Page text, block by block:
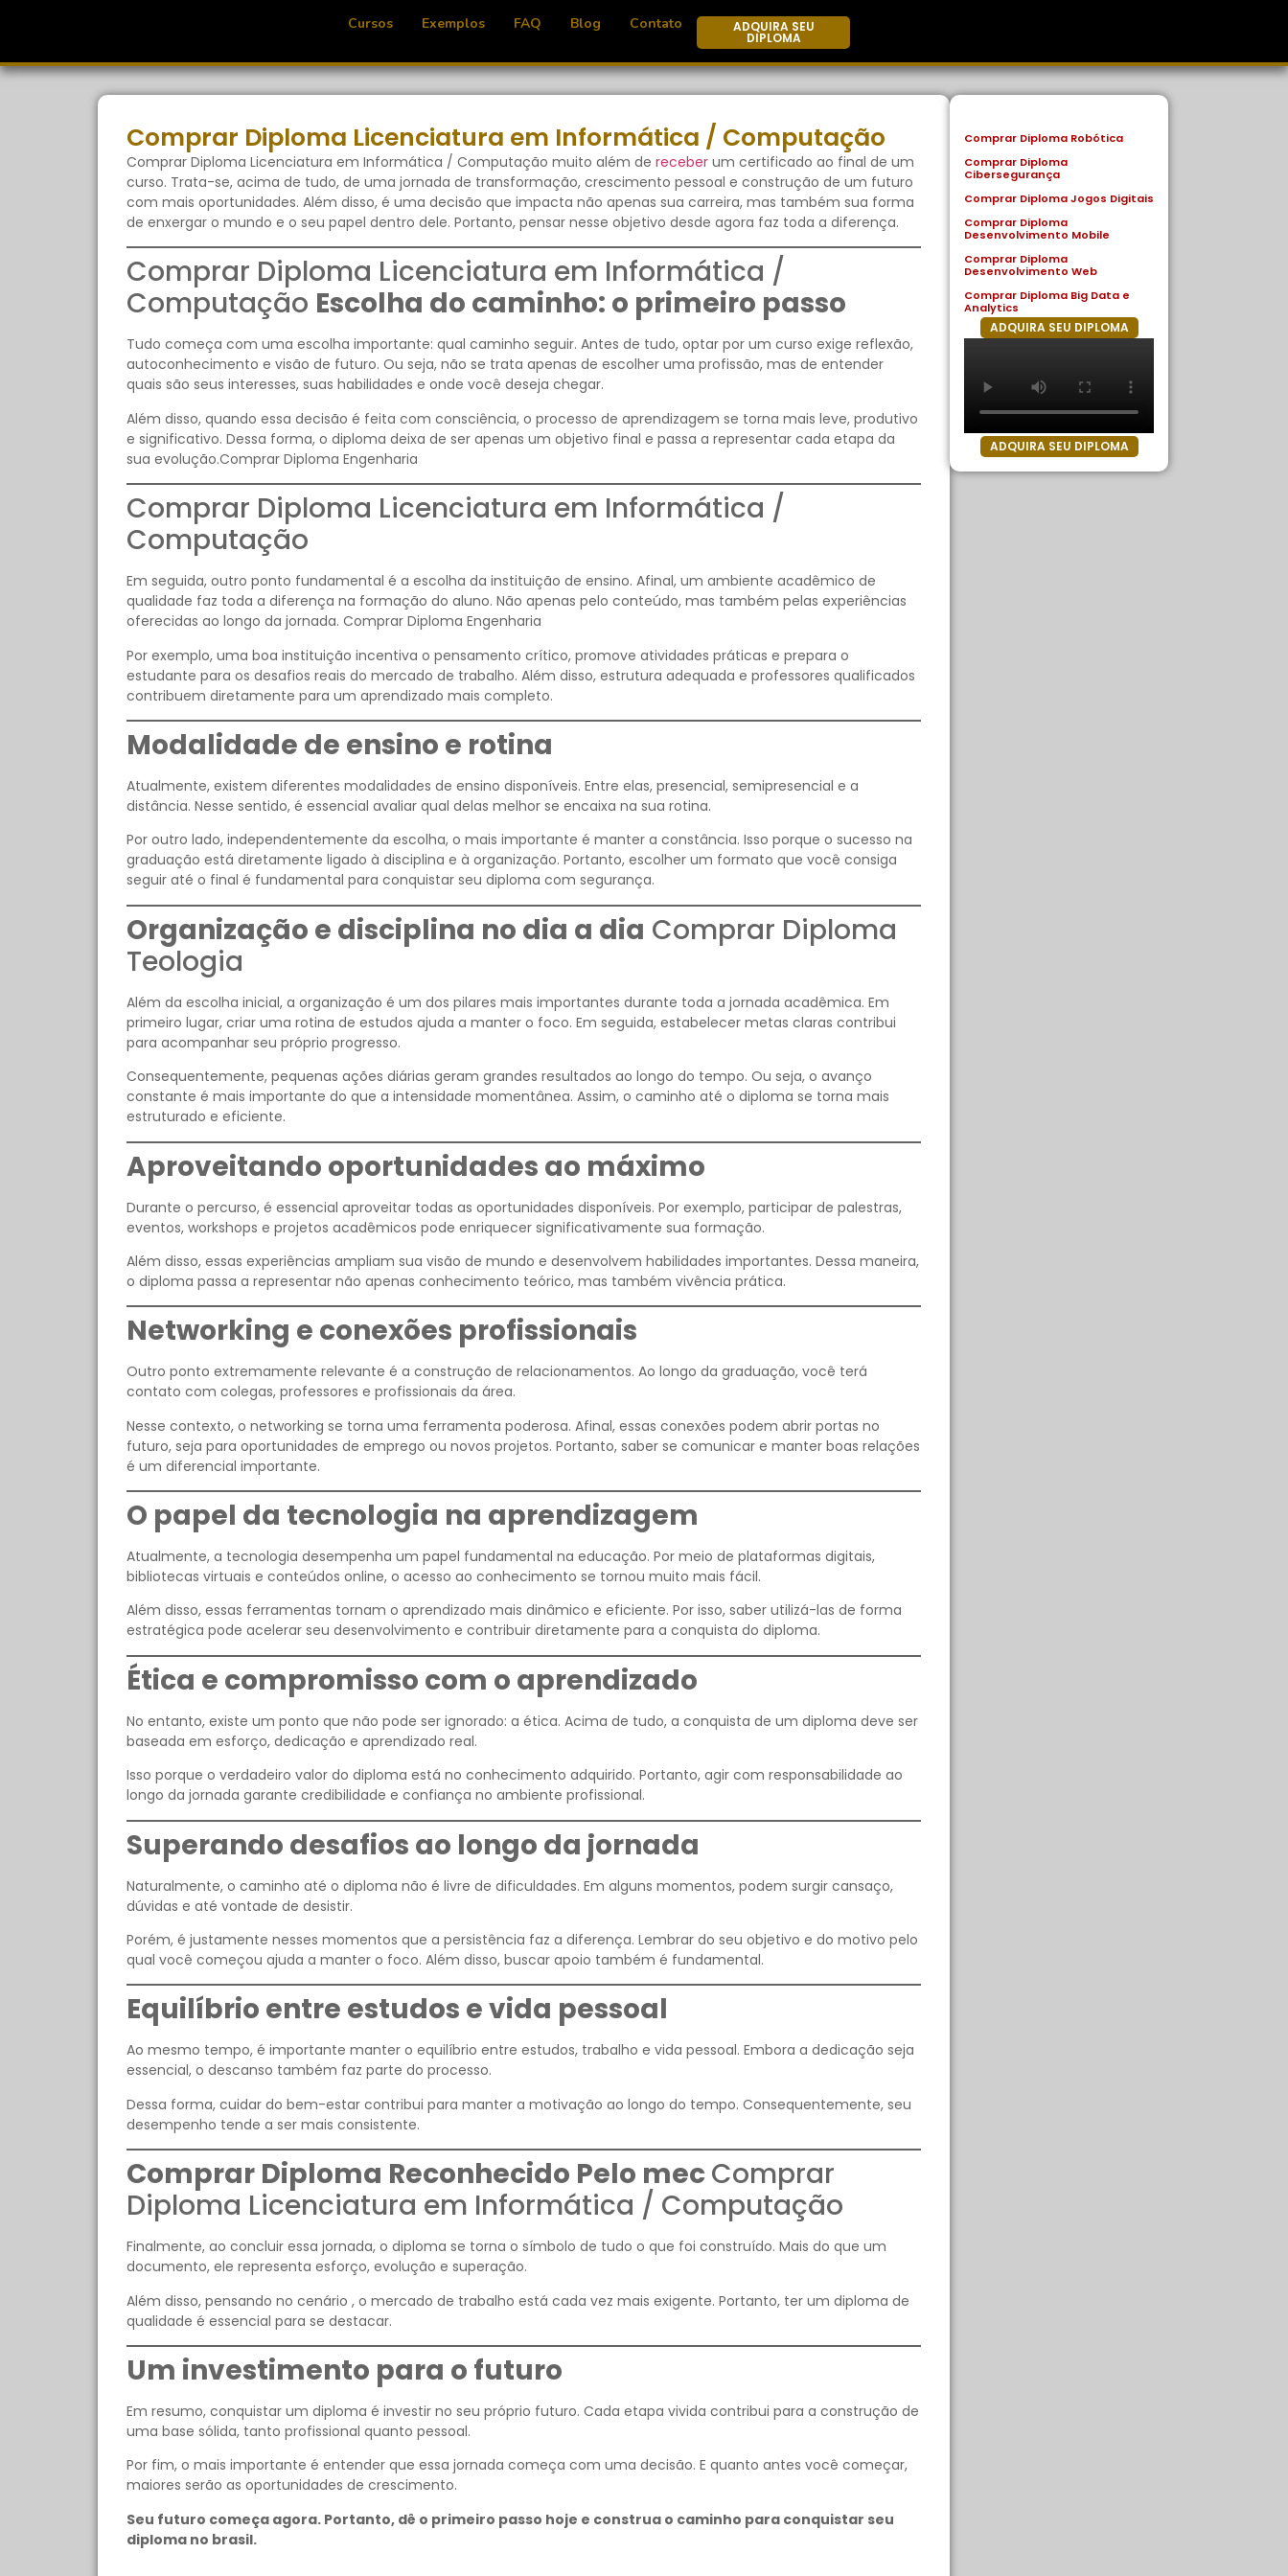
Cursos Exemplos FAQ Blog Contato ADQUIRA SEU
DIPLOMA
Comprar Diploma Licenciatura em Informática / Computação
Comprar Diploma Licenciatura em Informática / Computação muito além de receber um certificado ao final de um
curso. Trata-se, acima de tudo, de uma jornada de transformação, crescimento pessoal e construção de um futuro
com mais oportunidades. Além disso, é uma decisão que impacta não apenas sua carreira, mas também sua forma
de enxergar o mundo e o seu papel dentro dele. Portanto, pensar nesse objetivo desde agora faz toda a diferença.
Comprar Diploma Licenciatura em Informática /
Computação Escolha do caminho: o primeiro passo
Tudo começa com uma escolha importante: qual caminho seguir. Antes de tudo, optar por um curso exige reflexão,
autoconhecimento e visão de futuro. Ou seja, não se trata apenas de escolher uma profissão, mas de entender
quais são seus interesses, suas habilidades e onde você deseja chegar.
Além disso, quando essa decisão é feita com consciência, o processo de aprendizagem se torna mais leve, produtivo
e significativo. Dessa forma, o diploma deixa de ser apenas um objetivo final e passa a representar cada etapa da
sua evolução.Comprar Diploma Engenharia
Comprar Diploma Licenciatura em Informática /
Computação
Em seguida, outro ponto fundamental é a escolha da instituição de ensino. Afinal, um ambiente acadêmico de
qualidade faz toda a diferença na formação do aluno. Não apenas pelo conteúdo, mas também pelas experiências
oferecidas ao longo da jornada. Comprar Diploma Engenharia
Por exemplo, uma boa instituição incentiva o pensamento crítico, promove atividades práticas e prepara o
estudante para os desafios reais do mercado de trabalho. Além disso, estrutura adequada e professores qualificados
contribuem diretamente para um aprendizado mais completo.
Modalidade de ensino e rotina
Atualmente, existem diferentes modalidades de ensino disponíveis. Entre elas, presencial, semipresencial e a
distância. Nesse sentido, é essencial avaliar qual delas melhor se encaixa na sua rotina.
Por outro lado, independentemente da escolha, o mais importante é manter a constância. Isso porque o sucesso na
graduação está diretamente ligado à disciplina e à organização. Portanto, escolher um formato que você consiga
seguir até o final é fundamental para conquistar seu diploma com segurança.
Organização e disciplina no dia a dia Comprar Diploma
Teologia
Além da escolha inicial, a organização é um dos pilares mais importantes durante toda a jornada acadêmica. Em
primeiro lugar, criar uma rotina de estudos ajuda a manter o foco. Em seguida, estabelecer metas claras contribui
para acompanhar seu próprio progresso.
Consequentemente, pequenas ações diárias geram grandes resultados ao longo do tempo. Ou seja, o avanço
constante é mais importante do que a intensidade momentânea. Assim, o caminho até o diploma se torna mais
estruturado e eficiente.
Aproveitando oportunidades ao máximo
Durante o percurso, é essencial aproveitar todas as oportunidades disponíveis. Por exemplo, participar de palestras,
eventos, workshops e projetos acadêmicos pode enriquecer significativamente sua formação.
Além disso, essas experiências ampliam sua visão de mundo e desenvolvem habilidades importantes. Dessa maneira,
o diploma passa a representar não apenas conhecimento teórico, mas também vivência prática.
Networking e conexões profissionais
Outro ponto extremamente relevante é a construção de relacionamentos. Ao longo da graduação, você terá
contato com colegas, professores e profissionais da área.
Nesse contexto, o networking se torna uma ferramenta poderosa. Afinal, essas conexões podem abrir portas no
futuro, seja para oportunidades de emprego ou novos projetos. Portanto, saber se comunicar e manter boas relações
é um diferencial importante.
O papel da tecnologia na aprendizagem
Atualmente, a tecnologia desempenha um papel fundamental na educação. Por meio de plataformas digitais,
bibliotecas virtuais e conteúdos online, o acesso ao conhecimento se tornou muito mais fácil.
Além disso, essas ferramentas tornam o aprendizado mais dinâmico e eficiente. Por isso, saber utilizá-las de forma
estratégica pode acelerar seu desenvolvimento e contribuir diretamente para a conquista do diploma.
Ética e compromisso com o aprendizado
No entanto, existe um ponto que não pode ser ignorado: a ética. Acima de tudo, a conquista de um diploma deve ser
baseada em esforço, dedicação e aprendizado real.
Isso porque o verdadeiro valor do diploma está no conhecimento adquirido. Portanto, agir com responsabilidade ao
longo da jornada garante credibilidade e confiança no ambiente profissional.
Superando desafios ao longo da jornada
Naturalmente, o caminho até o diploma não é livre de dificuldades. Em alguns momentos, podem surgir cansaço,
dúvidas e até vontade de desistir.
Porém, é justamente nesses momentos que a persistência faz a diferença. Lembrar do seu objetivo e do motivo pelo
qual você começou ajuda a manter o foco. Além disso, buscar apoio também é fundamental.
Equilíbrio entre estudos e vida pessoal
Ao mesmo tempo, é importante manter o equilíbrio entre estudos, trabalho e vida pessoal. Embora a dedicação seja
essencial, o descanso também faz parte do processo.
Dessa forma, cuidar do bem-estar contribui para manter a motivação ao longo do tempo. Consequentemente, seu
desempenho tende a ser mais consistente.
Comprar Diploma Reconhecido Pelo mecComprar
Diploma Licenciatura em Informática / Computação
Finalmente, ao concluir essa jornada, o diploma se torna o símbolo de tudo o que foi construído. Mais do que um
documento, ele representa esforço, evolução e superação.
Além disso, pensando no cenário , o mercado de trabalho está cada vez mais exigente. Portanto, ter um diploma de
qualidade é essencial para se destacar.
Um investimento para o futuro
Em resumo, conquistar um diploma é investir no seu próprio futuro. Cada etapa vivida contribui para a construção de
uma base sólida, tanto profissional quanto pessoal.
Por fim, o mais importante é entender que essa jornada começa com uma decisão. E quanto antes você começar,
maiores serão as oportunidades de crescimento.
Seu futuro começa agora. Portanto, dê o primeiro passo hoje e construa o caminho para conquistar seu
diploma no brasil.
Comprar Diploma Robótica
Comprar Diploma
Cibersegurança
Comprar Diploma Jogos Digitais
Comprar Diploma
Desenvolvimento Mobile
Comprar Diploma
Desenvolvimento Web
Comprar Diploma Big Data e
Analytics
ADQUIRA SEU DIPLOMA
ADQUIRA SEU DIPLOMA